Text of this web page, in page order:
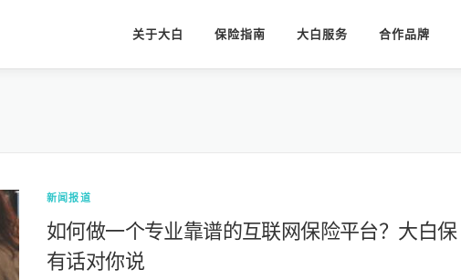
关于大白 保险指南 大白服务 合作品牌
新闻报道
如何做一个专业靠谱的互联网保险平台？大白保
有话对你说